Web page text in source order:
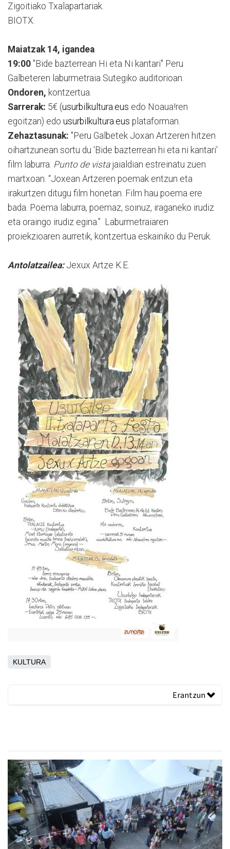
Zigoitiako Txalapartariak.
BIOTX.
Maiatzak 14, igandea
19:00 "Bide bazterrean Hi eta Ni kantari" Peru
Galbeteren laburmetraia Sutegiko auditorioan.
Ondoren, kontzertua.
Sarrerak: 5€ (usurbilkultura.eus edo Noaua!ren
egoitzan) edo usurbilkultura.eus plataforman.
Zehaztasunak: "Peru Galbetek Joxan Artzeren hitzen
oihartzunean sortu du 'Bide bazterrean hi eta ni kantari'
film laburra. Punto de vistajaialdian estreinatu zuen
martxoan. “Joxean Artzeren poemak entzun eta
irakurtzen ditugu film honetan. Film hau poema ere
bada. Poema laburra, poemaz, soinuz, iraganeko irudiz
eta oraingo irudiz egina.” Laburmetraiaren
proiekzioaren aurretik, kontzertua eskainiko du Peruk.
Antolatzailea: Jexux Artze K.E.
KULTURA
Erantzun